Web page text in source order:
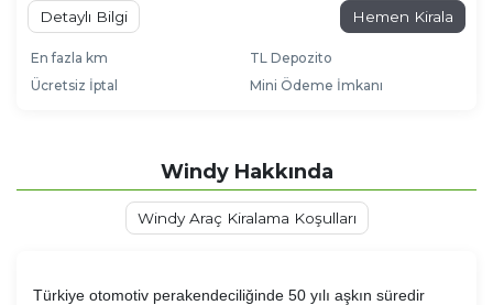
Detaylı Bilgi Hemen Kirala
En fazla km
TL Depozito
Ücretsiz İptal
Mini Ödeme İmkanı
Windy Hakkında
Windy Araç Kiralama Koşulları
Türkiye otomotiv perakendeciliğinde 50 yılı aşkın süredir